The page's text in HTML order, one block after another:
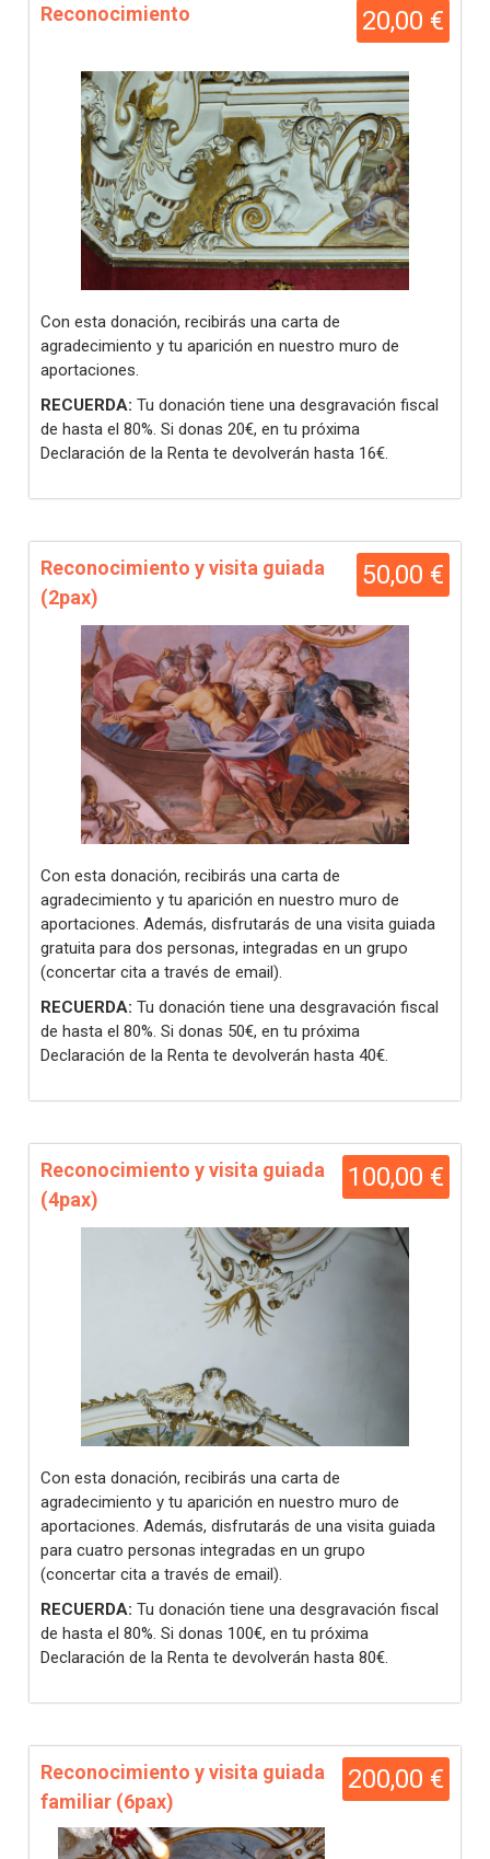
20,00 €
Reconocimiento
Con esta donación, recibirás una carta de
agradecimiento y tu aparición en nuestro muro de
aportaciones.
RECUERDA: Tu donación tiene una desgravación fiscal
de hasta el 80%. Si donas 20€, en tu próxima
Declaración de la Renta te devolverán hasta 16€.
50,00 €
Reconocimiento y visita guiada
(2pax)
Con esta donación, recibirás una carta de
agradecimiento y tu aparición en nuestro muro de
aportaciones. Además, disfrutarás de una visita guiada
gratuita para dos personas, integradas en un grupo
(concertar cita a través de email).
RECUERDA: Tu donación tiene una desgravación fiscal
de hasta el 80%. Si donas 50€, en tu próxima
Declaración de la Renta te devolverán hasta 40€.
100,00 €
Reconocimiento y visita guiada
(4pax)
Con esta donación, recibirás una carta de
agradecimiento y tu aparición en nuestro muro de
aportaciones. Además, disfrutarás de una visita guiada
para cuatro personas integradas en un grupo
(concertar cita a través de email).
RECUERDA: Tu donación tiene una desgravación fiscal
de hasta el 80%. Si donas 100€, en tu próxima
Declaración de la Renta te devolverán hasta 80€.
200,00 €
Reconocimiento y visita guiada
familiar (6pax)